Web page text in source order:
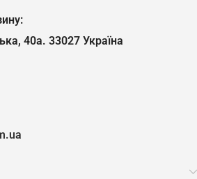
40а. 33027 Україна